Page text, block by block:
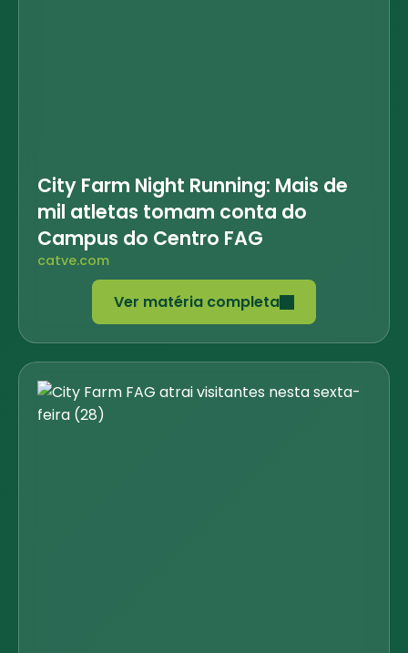
City Farm Night Running: Mais de
mil atletas tomam conta do
Campus do Centro FAG
catve.com
Ver matéria completa